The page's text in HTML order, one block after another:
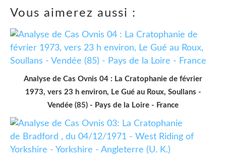
Vous aimerez aussi :
Analyse de Cas Ovnis 04 : La Cratophanie de février
1973, vers 23 h environ, Le Gué au Roux, Soullans -
Vendée (85) - Pays de la Loire - France